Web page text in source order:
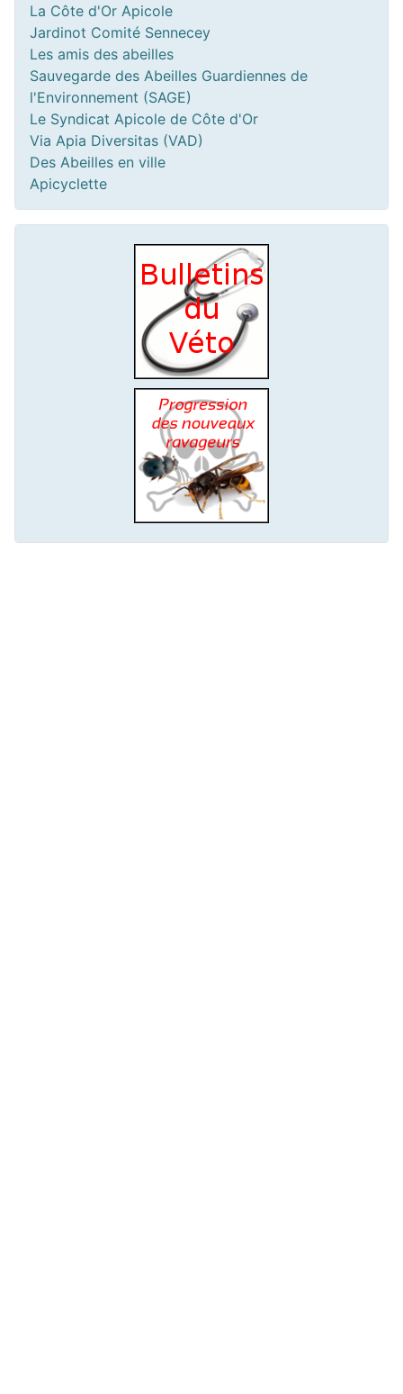
La Côte d'Or Apicole
Jardinot Comité Sennecey
Les amis des abeilles
Sauvegarde des Abeilles Guardiennes de
l'Environnement (SAGE)
Le Syndicat Apicole de Côte d'Or
Via Apia Diversitas (VAD)
Des Abeilles en ville
Apicyclette